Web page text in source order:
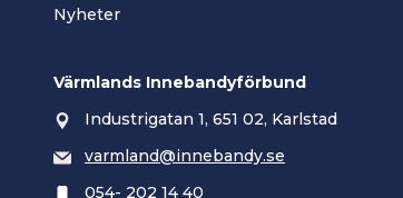
Nyheter
Värmlands Innebandyförbund
Industrigatan 1, 651 02, Karlstad
varmland@innebandy.se
054- 202 14 40